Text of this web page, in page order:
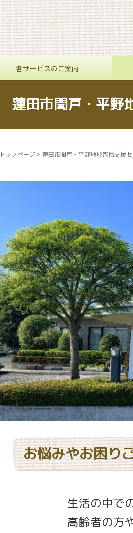
各サービスのご案内
蓮田市閏戸・平野
トップページ > 蓮田市閏戸・平野地域包括支援
お悩みやお困り
生活の中で
高齢者の方